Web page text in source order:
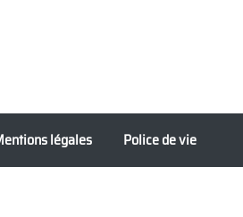
légales Police de vie